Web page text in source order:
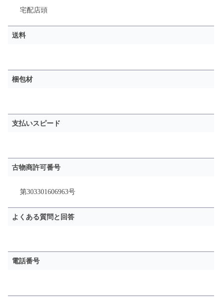
宅配店頭
送料
梱包材
支払いスピード
古物商許可番号
第303301606963号
よくある質問と回答
電話番号